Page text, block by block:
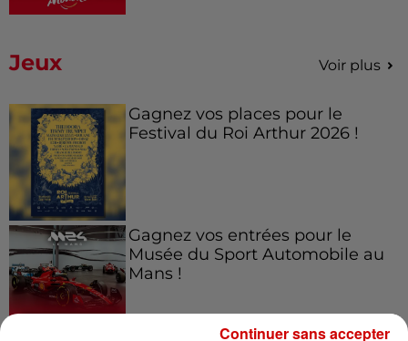
Jeux Voir plus
Gagnez vos places pour le
Festival du Roi Arthur 2026 !
Gagnez vos entrées pour le
Musée du Sport Automobile au
Mans !
Continuer sans accepter